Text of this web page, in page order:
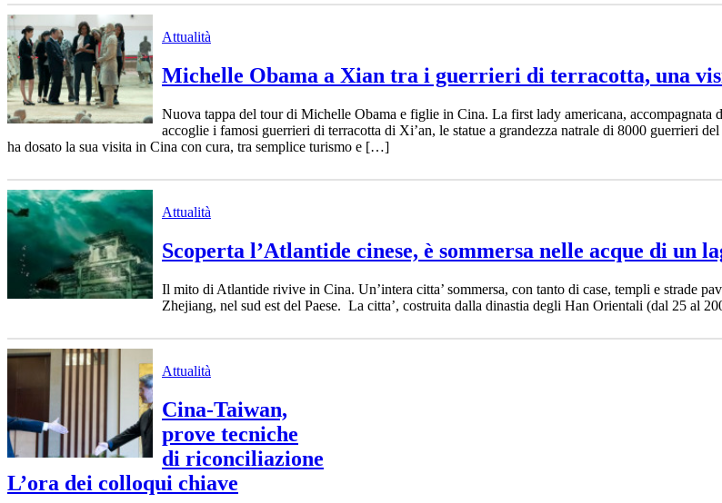
Attualità
Michelle Obama a Xian tra i guerrieri di terracotta, una
Nuova tappa del tour di Michelle Obama e figlie in Cina. La first lady americana,
accoglie i famosi guerrieri di terracotta di Xi’an, le statue a grandezza natrale di 8000 guerrieri
ha dosato la sua visita in Cina con cura, tra semplice turismo e […]
Attualità
Scoperta l’Atlantide cinese, è sommersa nelle acque di un
Il mito di Atlantide rivive in Cina. Un’intera citta’ sommersa, con tanto di case, templi e strade
Zhejiang, nel sud est del Paese. La citta’, costruita dalla dinastia degli Han Orientali (dal 25 al
Attualità
Cina-Taiwan,
prove tecniche
di riconciliazione
L’ora dei colloqui chiave